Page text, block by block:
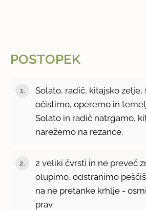
POSTOPEK
Solato, radič, kitajsko
očistimo, operemo in
Solato in radič natrgamo,
narežemo na rezance.
2 veliki čvrsti in ne preveč
olupimo, odstranimo
na ne pretanke krhlje -
prav.